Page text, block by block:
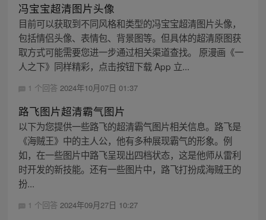
冯宝宝超清图片头像
目前可以获取到不同风格和类型的冯宝宝超清图片头像，
包括情侣头像、表情包、背景图等。但具体的超清原图获
取方式可能需要您进一步通过相关渠道查找。 原漫画《一
人之下》同样精彩，点击按钮下载 App 立...
1 个回答 2024年10月07日 01:37
路飞图片超清霸气图片
以下为您提供一些路飞的超清霸气图片相关信息。路飞是
《海贼王》中的主人公，他有多种展现霸气的形象。例
如，在一些图片中路飞呈现出四档状态，这是他师从雷利
时开发的新技能。还有一些图片中，路飞打扮成海贼王的
扮...
1 个回答 2024年09月27日 10:27